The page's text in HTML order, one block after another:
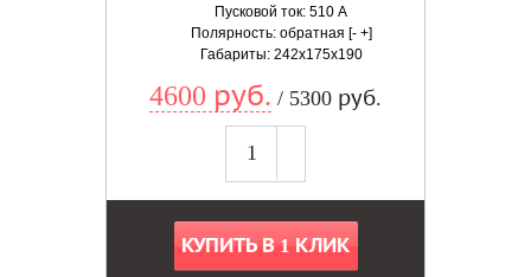
Пусковой ток: 510 А
Полярность: обратная [- +]
Габариты: 242x175x190
4600 руб. / 5300 руб.
КУПИТЬ В 1 КЛИК